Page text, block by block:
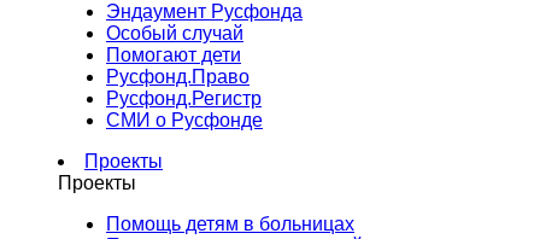
Эндаумент Русфонда
Особый случай
Помогают дети
Русфонд.Право
Русфонд.Регистр
СМИ о Русфонде
Проекты
Проекты
Помощь детям в больницах